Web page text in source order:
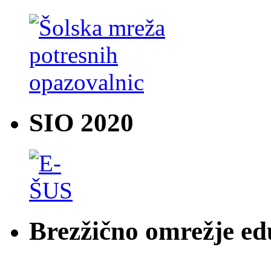
SIO 2020
Brezžično omrežje